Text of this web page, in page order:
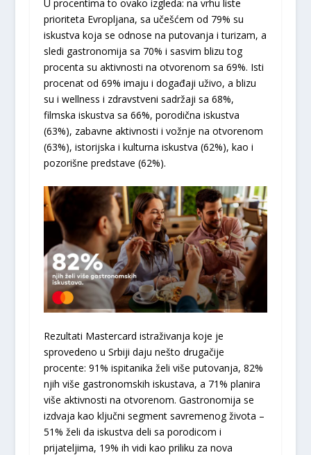
U procentima to ovako izgleda: na vrhu liste
prioriteta Evropljana, sa učešćem od 79% su
iskustva koja se odnose na putovanja i turizam, a
sledi gastronomija sa 70% i sasvim blizu tog
procenta su aktivnosti na otvorenom sa 69%. Isti
procenat od 69% imaju i događaji uživo, a blizu
su i wellness i zdravstveni sadržaji sa 68%,
filmska iskustva sa 66%, porodična iskustva
(63%), zabavne aktivnosti i vožnje na otvorenom
(63%), istorijska i kulturna iskustva (62%), kao i
pozorišne predstave (62%).
Rezultati Mastercard istraživanja koje je
sprovedeno u Srbiji daju nešto drugačije
procente: 91% ispitanika želi više putovanja, 82%
njih više gastronomskih iskustava, a 71% planira
više aktivnosti na otvorenom. Gastronomija se
izdvaja kao ključni segment savremenog života –
51% želi da iskustva deli sa porodicom i
prijateljima, 19% ih vidi kao priliku za nova